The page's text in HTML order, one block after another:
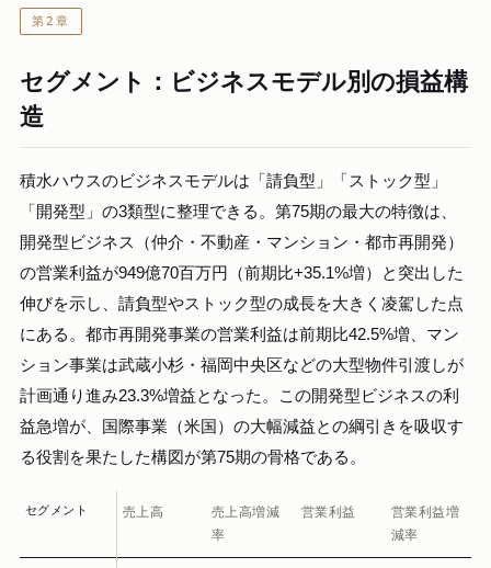
第2章
セグメント：ビジネスモデル別の損益構
造
積水ハウスのビジネスモデルは「請負型」「ストック型」
「開発型」の3類型に整理できる。第75期の最大の特徴は、
開発型ビジネス（仲介・不動産・マンション・都市再開発）
の営業利益が949億70百万円（前期比+35.1%増）と突出した
伸びを示し、請負型やストック型の成長を大きく凌駕した点
にある。都市再開発事業の営業利益は前期比42.5%増、マン
ション事業は武蔵小杉・福岡中央区などの大型物件引渡しが
計画通り進み23.3%増益となった。この開発型ビジネスの利
益急増が、国際事業（米国）の大幅減益との綱引きを吸収す
る役割を果たした構図が第75期の骨格である。
セグメント 売上高
売上高増減
率
営業利益
営業利益増
減率